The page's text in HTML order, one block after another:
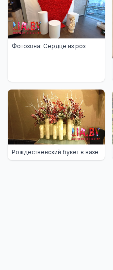
Фотозона: Сердце из роз
Рождественский букет в вазе